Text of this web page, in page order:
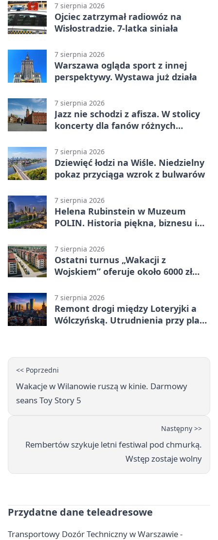
7 sierpnia 2026
Ojciec zatrzymał radiowóz na
Wisłostradzie. 7-latka siniała
7 sierpnia 2026
Warszawa ogląda sport z innej
perspektywy. Wystawa już działa
7 sierpnia 2026
Jazz nie schodzi z afisza. W stolicy
koncerty dla fanów różnych
7 sierpnia 2026
Dziewięć łodzi na Wiśle. Niedzielny
pokaz przyciąga wzrok z bulwarów
7 sierpnia 2026
Helena Rubinstein w Muzeum
POLIN. Historia piękna, biznesu i
7 sierpnia 2026
Ostatni turnus „Wakacji z
Wojskiem” oferuje około 6000 zł
7 sierpnia 2026
Remont drogi między Loteryjki a
Wólczyńską. Utrudnienia przy placu
<< Poprzedni
Wakacje w Wilanowie ruszą w kinie. Darmowy
seans Toy Story 5
Następny >>
Rembertów szykuje letni festiwal pod chmurką.
Wstęp zostaje wolny
Przydatne dane teleadresowe
Transportowy Dozór Techniczny w Warszawie -